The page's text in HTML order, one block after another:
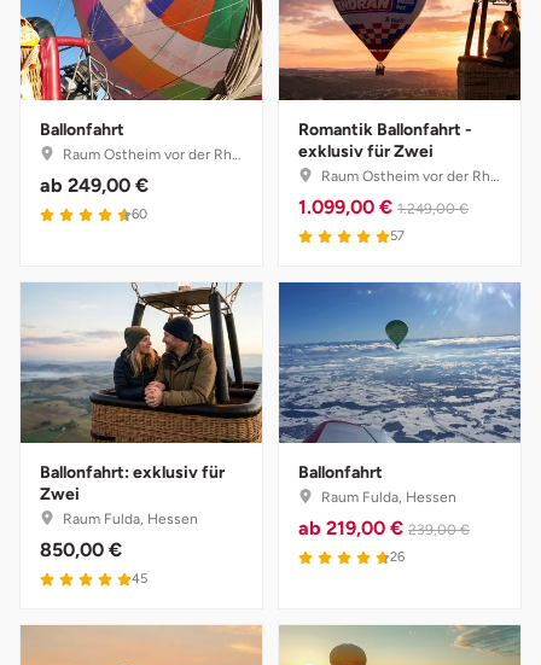
Ballonfahrt
Raum Ostheim vor der Rhön, Bayern
ab 249,00 €
60
Romantik Ballonfahrt -
exklusiv für Zwei
Raum Ostheim vor der Rhön, Bayern
1.099,00 € 1.249,00 €
57
Ballonfahrt: exklusiv für
Zwei
Raum Fulda, Hessen
850,00 €
45
Ballonfahrt
Raum Fulda, Hessen
ab 219,00 € 239,00 €
26
Herzogenaurach
Herzogtum Lauenburg
Homburg
Horb am Neckar
Ibbenbüren
Ingolstadt
Jena
Jerichower Land
Kamp-Lintfort
Karlsruhe